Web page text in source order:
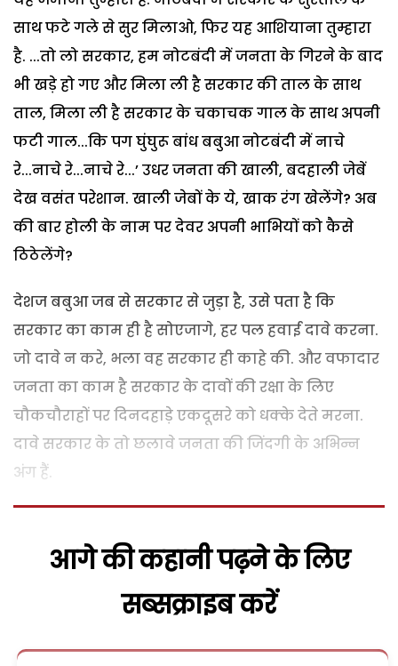
साथ फटे गले से सुर मिलाओ, फिर यह आशियाना तुम्हारा
है. ...तो लो सरकार, हम नोटबंदी में जनता के गिरने के बाद
भी खड़े हो गए और मिला ली है सरकार की ताल के साथ
ताल, मिला ली है सरकार के चकाचक गाल के साथ अपनी
फटी गाल...कि पग घुंघुरू बांध बबुआ नोटबंदी में नाचे
रे...नाचे रे...नाचे रे...’ उधर जनता की खाली, बदहाली जेबें
देख वसंत परेशान. खाली जेबों के ये, खाक रंग खेलेंगे? अब
की बार होली के नाम पर देवर अपनी भाभियों को कैसे
ठिठेलेंगे?
देशज बबुआ जब से सरकार से जुड़ा है, उसे पता है कि
सरकार का काम ही है सोएजागे, हर पल हवाई दावे करना.
जो दावे न करे, भला वह सरकार ही काहे की. और वफादार
जनता का काम है सरकार के दावों की रक्षा के लिए
चौकचौराहों पर दिनदहाड़े एकदूसरे को धक्के देते मरना.
दावे सरकार के तो छलावे जनता की जिंदगी के अभिन्न
अंग हैं.
आगे की कहानी पढ़ने के लिए
सब्सक्राइब करें